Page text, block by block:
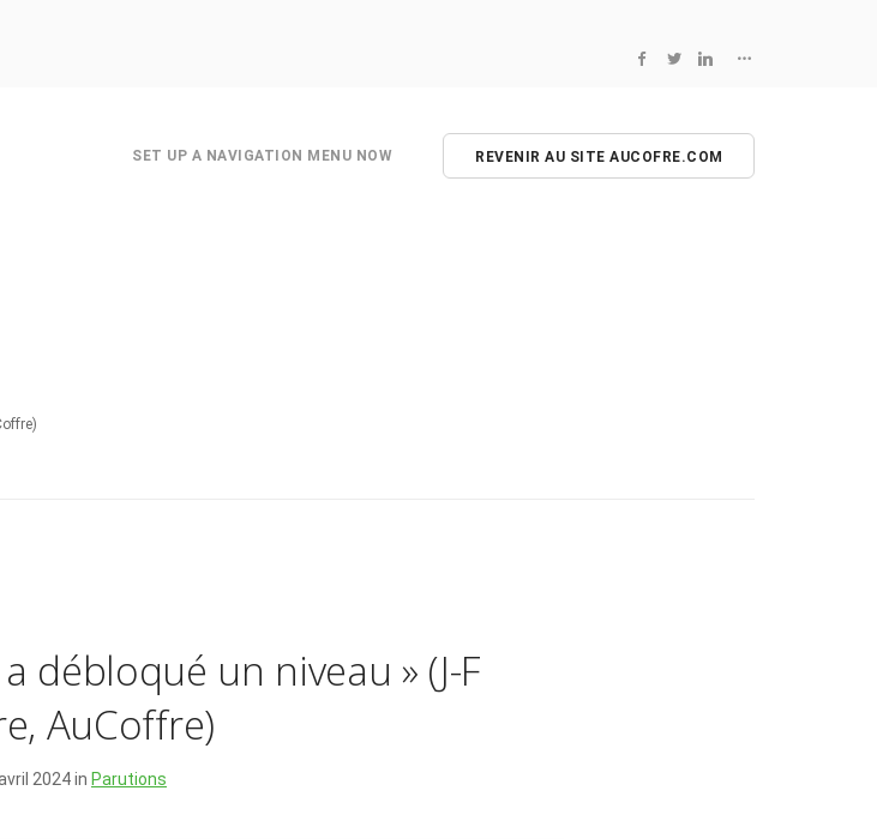
SET UP A NAVIGATION MENU NOW REVENIR AU SITE AUCOFRE.COM
débloqué un niveau » (J-F
AuCoffre)
2024 in Parutions